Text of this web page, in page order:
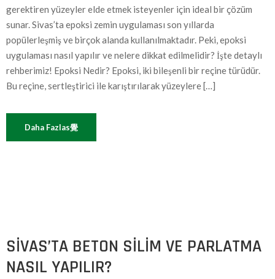
gerektiren yüzeyler elde etmek isteyenler için ideal bir çözüm
sunar. Sivas’ta epoksi zemin uygulaması son yıllarda
popülerleşmiş ve birçok alanda kullanılmaktadır. Peki, epoksi
uygulaması nasıl yapılır ve nelere dikkat edilmelidir? İşte detaylı
rehberimiz! Epoksi Nedir? Epoksi, iki bileşenli bir reçine türüdür.
Bu reçine, sertleştirici ile karıştırılarak yüzeylere […]
Daha Fazlas覺
SIVAS’TA BETON SILIM VE PARLATMA
NASIL YAPILIR?